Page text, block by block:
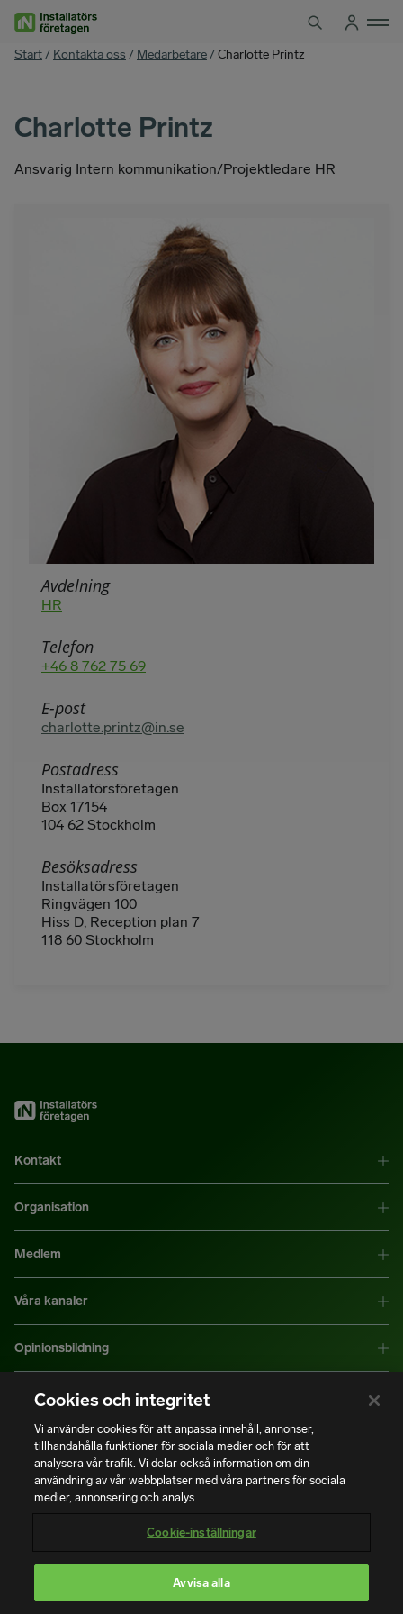
You
Start/ Kontakta oss / Medarbetare/Charlotte Printz
Charlotte Printz
Ansvarig Intern kommunikation/Projektledare HR
Avdelning
HR
Telefon
+46 8 762 75 69
E-post
charlotte.printz@in.se
Postadress
Installatörsföretagen
Box 17154
104 62 Stockholm
Besöksadress
Installatörsföretagen
Ringvägen 100
Hiss D, Reception plan 7
118 60 Stockholm
Kontakt
Organisation
Medlem
Våra kanaler
Opinionsbildning
Mer information
Copyright © Installatörsföretagen. Alla rättigheter förbehålls.
Integritetspolicy | Användning av cookies | Bli medlem
En del av
Cookies och integritet
Vi använder cookies för att anpassa innehåll, annonser,
tillhandahålla funktioner för sociala medier och för att
analysera vår trafik. Vi delar också information om din
användning av vår webbplatser med våra partners för sociala
medier, annonsering och analys.
Cookie-inställningar
Avvisa alla